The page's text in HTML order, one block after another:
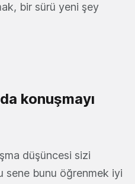
bir sürü yeni şey
konuşmayı
düşüncesi sizi
sene bunu öğrenmek iyi